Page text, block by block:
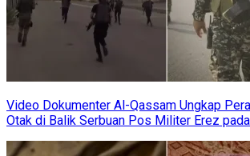
Video Dokumenter Al-Qassam Ungkap
Otak di Balik Serbuan Pos Militer Erez